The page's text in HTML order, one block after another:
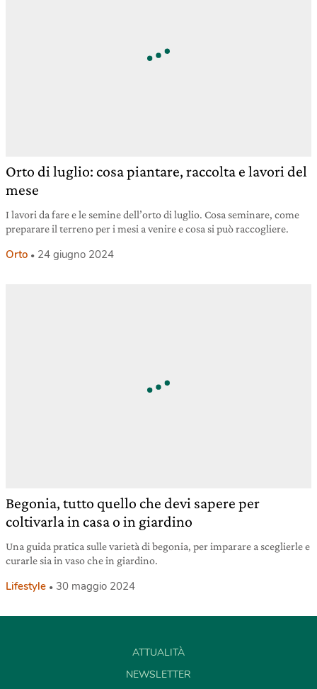
Orto di luglio: cosa piantare, raccolta e lavori del
mese
I lavori da fare e le semine dell’orto di luglio. Cosa seminare, come
preparare il terreno per i mesi a venire e cosa si può raccogliere.
Orto 24 giugno 2024
Begonia, tutto quello che devi sapere per
coltivarla in casa o in giardino
Una guida pratica sulle varietà di begonia, per imparare a sceglierle e
curarle sia in vaso che in giardino.
Lifestyle 30 maggio 2024
ATTUALITÀ
NEWSLETTER